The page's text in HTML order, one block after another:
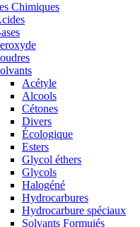
Chimiques
Acétyle
Alcools
Cétones
Divers
Écologique
Esters
Glycol éthers
Glycols
Halogéné
Hydrocarbures
Hydrocarbure spéciaux
Solvants Formuiés